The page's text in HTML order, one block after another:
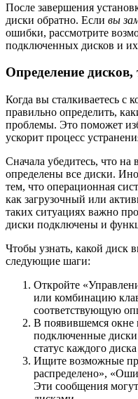
После завершения
диски обратно. Если вы
ошибки, рассмотрите
подключенных дисков и их
Определение
Когда вы сталкиваетесь с
правильно определить,
проблемы. Это поможет
ускорит процесс
Сначала убедитесь, что
определены все диски.
тем, что операционная
как загрузочный или
таких ситуациях важно
диски подключены и
Чтобы узнать, какой диск
следующие шаги:
Откройте
или комбинацию
соответствующую
В появившемся окне
подключенные
статус каждого
Ищите возможные
распределено»,
Эти сообщения